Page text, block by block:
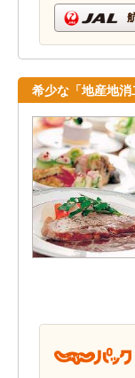
希少な「地産地